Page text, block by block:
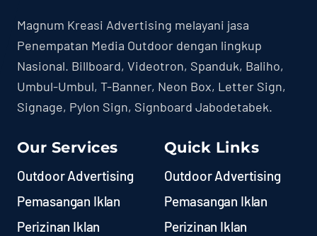
Magnum Kreasi Advertising melayani jasa
Penempatan Media Outdoor dengan lingkup
Nasional. Billboard, Videotron, Spanduk, Baliho,
Umbul-Umbul, T-Banner, Neon Box, Letter Sign,
Signage, Pylon Sign, Signboard Jabodetabek.
Our Services
Outdoor Advertising
Pemasangan Iklan
Perizinan Iklan
Quick Links
Outdoor Advertising
Pemasangan Iklan
Perizinan Iklan